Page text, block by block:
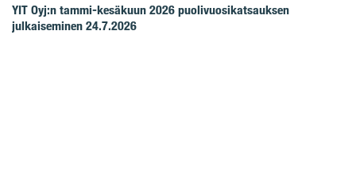
YIT Oyj:n tammi-kesäkuun 2026 puolivuosikatsauksen
julkaiseminen 24.7.2026